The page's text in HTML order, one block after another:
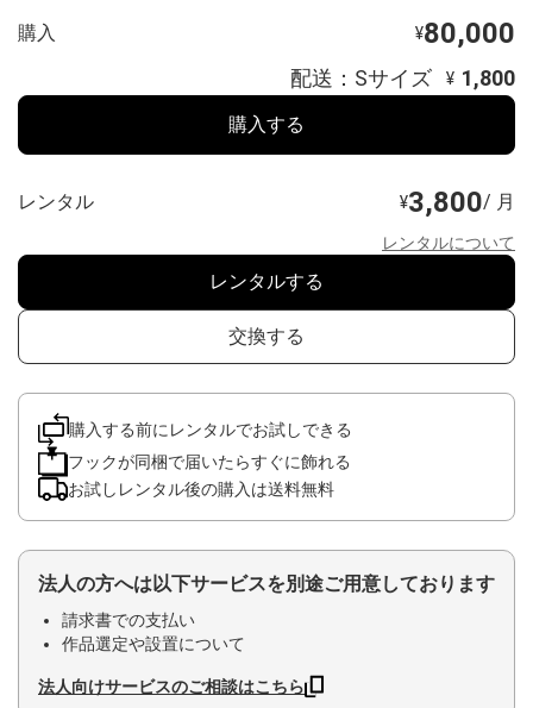
購入 ¥80,000
配送：Sサイズ ¥ 1,800
購入する
レンタル ¥3,800/ 月
レンタルについて
レンタルする
交換する
購入する前にレンタルでお試しできる
フックが同梱で届いたらすぐに飾れる
お試しレンタル後の購入は送料無料
法人の方へは以下サービスを別途ご用意しております
請求書での支払い
作品選定や設置について
法人向けサービスのご相談はこちら